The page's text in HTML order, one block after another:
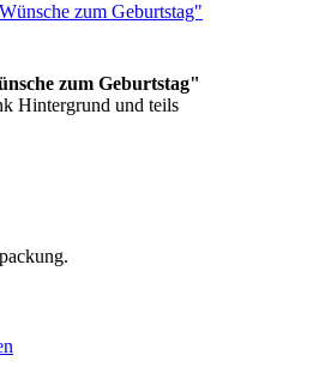
zum Geburtstag"
zum Geburtstag"
Hintergrund und teils